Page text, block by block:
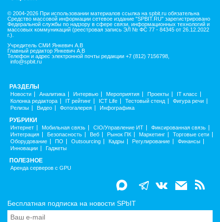
© 2004-2026 При использовании материалов ссылка на spbit.ru обязательна
Средство массовой информации сетевое издание "SPBIT.RU" зарегистрировано
Федеральной службы по надзору в сфере связи, информационных технологий и
массовых коммуникаций (реестровая запись ЭЛ № ФС 77 - 84345 от 26.12.2022
г.).
Учредитель СМИ Янкевич А.В
Главный редактор Янкевич А.В
Телефон и адрес электронной почты редакции +7 (812) 7156798,
info@spbit.ru
РАЗДЕЛЫ
Новости Аналитика Интервью Мероприятия Проекты
IT класс
Колонка редактора
IT рейтинг ICT Life Тестовый стенд
Фигура речи
Релизы
Видео Фотогалерея Инфографика
РУБРИКИ
Интернет Мобильная связь CIO/Управление ИТ
Фиксированная связь
Интеграция
Безопасность Веб Рынок ПК Маркетинг
Торговые сети
Оборудование
ПО Outsourcing Кадры Регулирование
Финансы
Инновации
Гаджеты
ПОЛЕЗНОЕ
Аренда серверов с GPU
Бесплатная подписка на новости SPbIT